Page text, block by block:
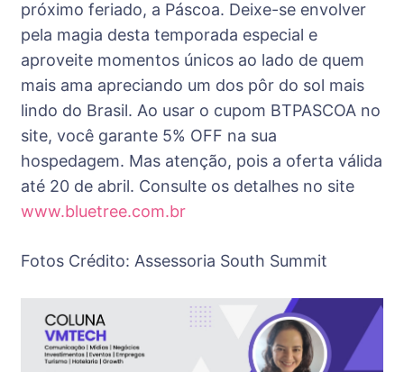
próximo feriado, a Páscoa. Deixe-se envolver
pela magia desta temporada especial e
aproveite momentos únicos ao lado de quem
mais ama apreciando um dos pôr do sol mais
lindo do Brasil. Ao usar o cupom BTPASCOA no
site, você garante 5% OFF na sua
hospedagem. Mas atenção, pois a oferta válida
até 20 de abril. Consulte os detalhes no site
www.bluetree.com.br
Fotos Crédito: Assessoria South Summit